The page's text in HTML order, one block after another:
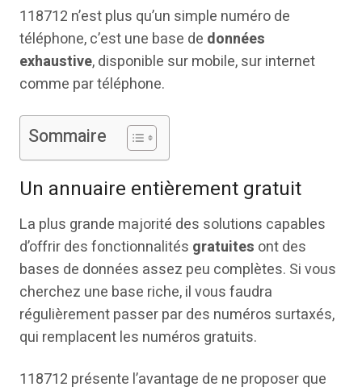
118712 n’est plus qu’un simple numéro de
téléphone, c’est une base de données
exhaustive, disponible sur mobile, sur internet
comme par téléphone.
Sommaire
Un annuaire entièrement gratuit
La plus grande majorité des solutions capables
d’offrir des fonctionnalités gratuites ont des
bases de données assez peu complètes. Si vous
cherchez une base riche, il vous faudra
régulièrement passer par des numéros surtaxés,
qui remplacent les numéros gratuits.
118712 présente l’avantage de ne proposer que